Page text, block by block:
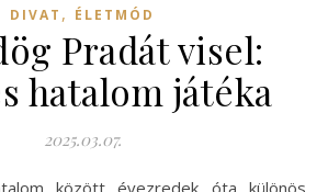
DIVAT , ÉLETMÓD
Pradát visel:
hatalom játéka
2025.03.07.